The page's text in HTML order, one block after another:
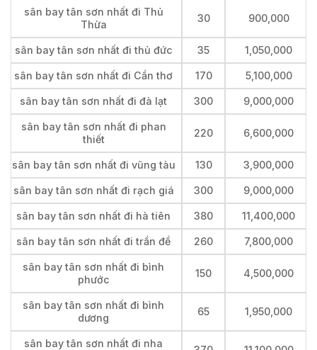
sân bay tân sơn nhất đi Thủ
Thừa
30 900,000
sân bay tân sơn nhất đi thủ đức 35 1,050,000
sân bay tân sơn nhất đi Cần thơ 170 5,100,000
sân bay tân sơn nhất đi đà lạt 300 9,000,000
sân bay tân sơn nhất đi phan
thiết
220 6,600,000
sân bay tân sơn nhất đi vũng tàu 130 3,900,000
sân bay tân sơn nhất đi rạch giá 300 9,000,000
sân bay tân sơn nhất đi hà tiên 380 11,400,000
sân bay tân sơn nhất đi trần đề 260 7,800,000
sân bay tân sơn nhất đi bình
phước
150 4,500,000
sân bay tân sơn nhất đi bình
dương
65 1,950,000
sân bay tân sơn nhất đi nha